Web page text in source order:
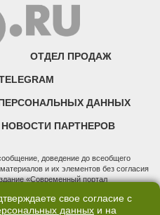
ОТДЕЛ ПРОДАЖ
ДАННЫХ
НОВОСТИ ПАРТНЕРОВ
доведение до всеобщего
и их элементов без согласия
«Современный портал
технологий и массовых коммуникаций
ЭЛ № ФС 77 - 76634 от 02.09.2019
свое согласие с
данных и на